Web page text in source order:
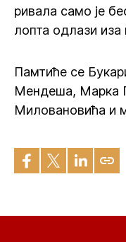
ривала само је
лопта одлази иза
Памтиће се
Мендеша, Марка
Миловановића и